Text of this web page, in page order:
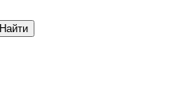
Найти